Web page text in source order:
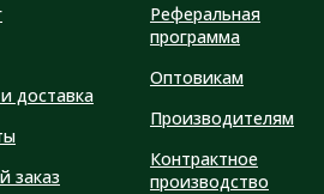
доставка
заказ
Реферальная
программа
Оптовикам
Производителям
Контрактное
производство